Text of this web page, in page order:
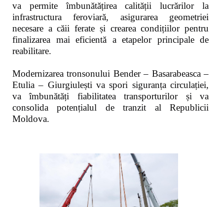
va permite îmbunătățirea calității lucrărilor la
infrastructura feroviară, asigurarea geometriei
necesare a căii ferate și crearea condițiilor pentru
finalizarea mai eficientă a etapelor principale de
reabilitare.
Modernizarea tronsonului Bender – Basarabeasca –
Etulia – Giurgiulești va spori siguranța circulației,
va îmbunătăți fiabilitatea transporturilor și va
consolida potențialul de tranzit al Republicii
Moldova.